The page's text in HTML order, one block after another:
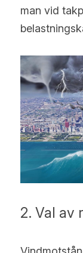
man vid
2. Val av